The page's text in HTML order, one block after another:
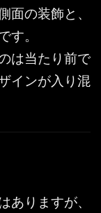
の装飾と、
。
は当たり前で
インが入り混
りますが、